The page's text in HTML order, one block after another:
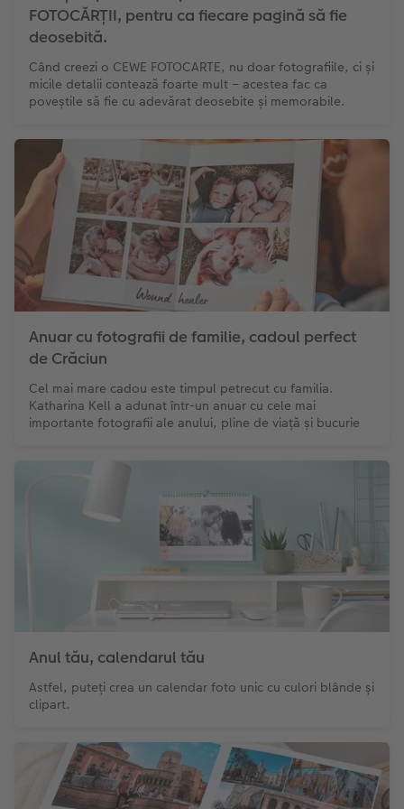
FOTOCĂRȚII, pentru ca fiecare pagină să fie
deosebită.
Când creezi o CEWE FOTOCARTE, nu doar fotografiile, ci și
micile detalii contează foarte mult – acestea fac ca
poveștile să fie cu adevărat deosebite și memorabile.
Anuar cu fotografii de familie, cadoul perfect
de Crăciun
Cel mai mare cadou este timpul petrecut cu familia.
Katharina Kell a adunat într-un anuar cu cele mai
importante fotografii ale anului, pline de viață și bucurie
Anul tău, calendarul tău
Astfel, puteți crea un calendar foto unic cu culori blânde și
clipart.